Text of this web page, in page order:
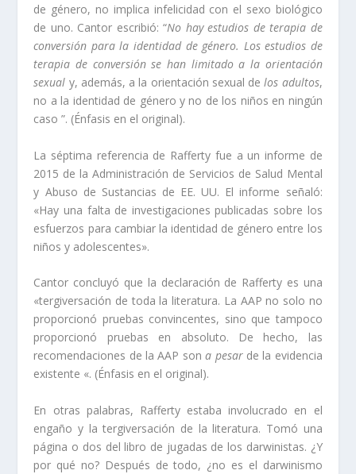
de género, no implica infelicidad con el sexo biológico
de uno. Cantor escribió: “No hay estudios de terapia de
conversión para la identidad de género. Los estudios de
terapia de conversión se han limitado a la orientación
sexual y, además, a la orientación sexual delos adultos,
no a la identidad de género y no de los niños en ningún
caso ”. (Énfasis en el original).
La séptima referencia de Rafferty fue a un informe de
2015 de la Administración de Servicios de Salud Mental
y Abuso de Sustancias de EE. UU. El informe señaló:
«Hay una falta de investigaciones publicadas sobre los
esfuerzos para cambiar la identidad de género entre los
niños y adolescentes».
Cantor concluyó que la declaración de Rafferty es una
«tergiversación de toda la literatura. La AAP no solo no
proporcionó pruebas convincentes, sino que tampoco
proporcionó pruebas en absoluto. De hecho, las
recomendaciones de la AAP sona pesarde la evidencia
existente «. (Énfasis en el original).
En otras palabras, Rafferty estaba involucrado en el
engaño y la tergiversación de la literatura. Tomó una
página o dos del libro de jugadas de los darwinistas. ¿Y
por qué no? Después de todo, ¿no es el darwinismo